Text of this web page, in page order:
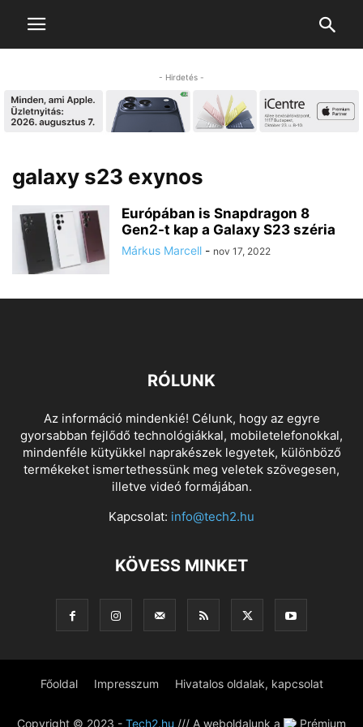
- Hirdetés -
galaxy s23 exynos
Európában is Snapdragon 8
Gen2-t kap a Galaxy S23 széria
Márkus Marcell - nov 17, 2022
RÓLUNK
Az információ mindenkié! Célunk, hogy az egyre
gyorsabban fejlődő technológiákkal, mobiletelefonokkal,
mindenféle kütyükkel naprakészek legyetek, különböző
termékeket ismertethessünk meg veletek szövegesen,
illetve videó formájában.
Kapcsolat: info@tech2.hu
KÖVESS MINKET
Főoldal Impresszum Hivatalos oldalak, kapcsolat
Copyright © 2023 - Tech2.hu /// A weboldalunk a Prémium